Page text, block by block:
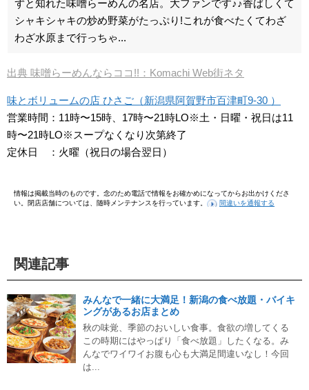
ずと知れた味噌らーめんの名店。大ファンです♪♪香ばしくて
シャキシャキの炒め野菜がたっぷり!これが食べたくてわざ
わざ水原まで行っちゃ...
出典 味噌らーめんならココ!!：Komachi Web街ネタ
味とボリュームの店 ひさご（新潟県阿賀野市百津町9-30 ）
営業時間：11時〜15時、17時〜21時LO※土・日曜・祝日は11
時〜21時LO※スープなくなり次第終了
定休日 ：火曜（祝日の場合翌日）
情報は掲載当時のものです。念のため電話で情報をお確かめになってからお出かけくださ
い。閉店店舗については、随時メンテナンスを行っています。
間違いを通報する
関連記事
みんなで一緒に大満足！新潟の食べ放題・バイキ
ングがあるお店まとめ
秋の味覚、季節のおいしい食事。食欲の増してくる
この時期にはやっぱり「食べ放題」したくなる。み
んなでワイワイお腹も心も大満足間違いなし！今回
は...